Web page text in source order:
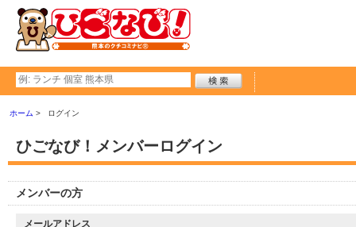
ホーム ログイン
ひごなび！メンバーログイン
メンバーの方
メールアドレス